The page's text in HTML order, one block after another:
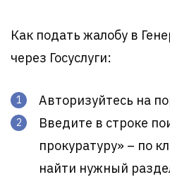
Как подать жалобу в
через Госуслуги:
Авторизуйтесь на
Введите в строке
прокуратуру» – по
найти нужный